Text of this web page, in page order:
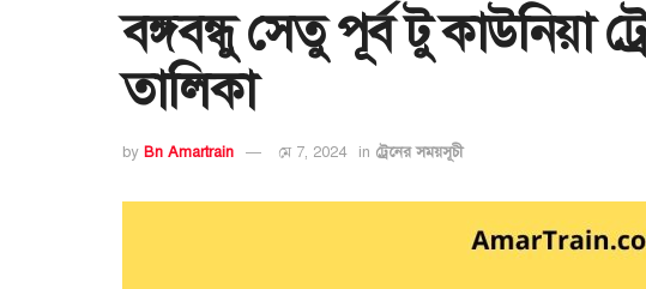
বঙ্গবন্ধু সেতু পূর্ব টু কাউনিয়া
তালিকা
by Bn Amartrain মে 7, 2024 in ট্রেনের সময়সূচী